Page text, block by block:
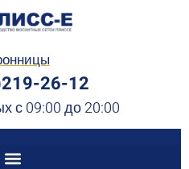
26-12
с 09:00 до 20:00